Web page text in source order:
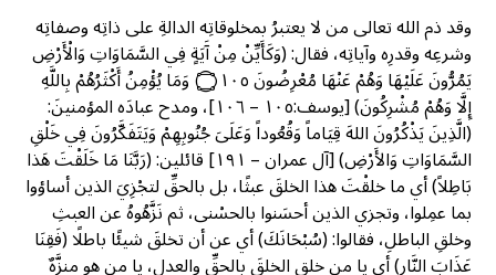
وقد ذم الله تعالى من لا يعتبرُ بمخلوقاتِه الدالةِ على ذاتِه وصفاتِه
وشرعِه وقدرِه وآياتِه، فقال: (وَكَأَيِّنْ مِنْ آَيَةٍ فِي السَّمَاوَاتِ وَالْأَرْضِ
يَمُرُّونَ عَلَيْهَا وَهُمْ عَنْهَا مُعْرِضُونَ ۝١٠٥ وَمَا يُؤْمِنُ أَكْثَرُهُمْ بِاللَّهِ
إِلَّا وَهُمْ مُشْرِكُونَ) [يوسف:١٠٥ – ١٠٦]، ومدح عبادَه المؤمنينَ:
(الَّذِينَ يَذْكُرُونَ اللهَ قِيَاماً وَقُعُوداً وَعَلَىَ جُنُوبِهِمْ وَيَتَفَكَّرُونَ فِي خَلْقِ
السَّمَاوَاتِ وَالأَرْضِ)[آل عمران – ١٩١] قائلين: (رَبَّنَا مَا خَلَقْتَ هَذا
بَاطِلاً) أي ما خلقْتَ هذا الخلقَ عبثًا، بل بالحقِّ لتجْزِيَ الذين أساؤوا
بما عمِلوا، وتجزي الذين أحسَنوا بالحسْنى، ثم نَزَّهُوهُ عن العبثِ
وخلقِ الباطلِ، فقالوا: (سُبْحَانَكَ) أي عن أن تخلقَ شيئًا باطلًا (فَقِنَا
عَذَابَ النَّارِ) أي يا من خلق الخلقَ بالحقِّ والعدلِ، يا من هو منزَّهٌ